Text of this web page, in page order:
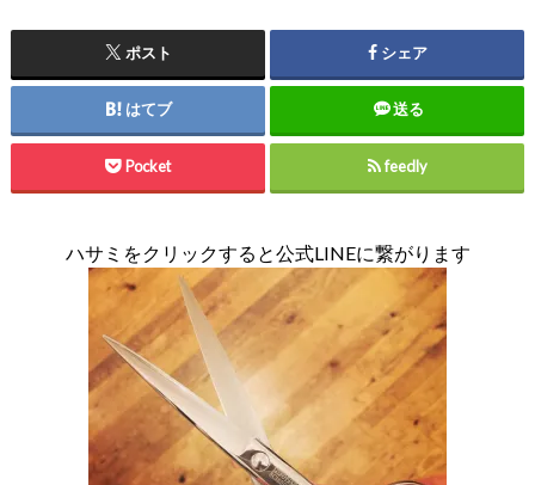
ポスト シェア
はてブ 送る
Pocket feedly
ハサミをクリックすると公式LINEに繋がります